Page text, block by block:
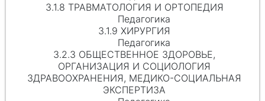
3.1.8 ТРАВМАТОЛОГИЯ И ОРТОПЕДИЯ
Педагогика
3.1.9 ХИРУРГИЯ
Педагогика
3.2.3 ОБЩЕСТВЕННОЕ ЗДОРОВЬЕ,
ОРГАНИЗАЦИЯ И СОЦИОЛОГИЯ
ЗДРАВООХРАНЕНИЯ, МЕДИКО-СОЦИАЛЬНАЯ
ЭКСПЕРТИЗА